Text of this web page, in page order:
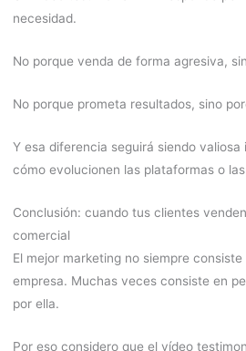
necesidad.
No porque venda de forma agresiva,
No porque prometa resultados, sino
Y esa diferencia seguirá siendo
cómo evolucionen las plataformas o
Conclusión: cuando tus clientes
comercial
El mejor marketing no siempre
empresa. Muchas veces consiste en
por ella.
Por eso considero que el vídeo